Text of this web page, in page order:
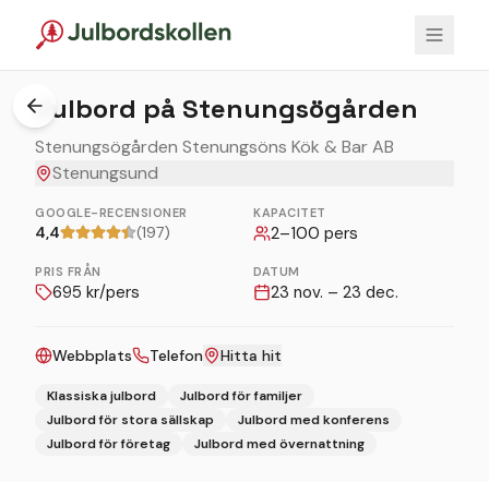
1/
Julbord på Stenungsögården
Stenungsögården Stenungsöns Kök & Bar AB
Stenungsund
GOOGLE-RECENSIONER
4,4 (197)
KAPACITET
2–100 pers
PRIS FRÅN
695 kr/pers
DATUM
23 nov. – 23 dec.
Webbplats Telefon Hitta hit
Klassiska julbord
Julbord för familjer
Julbord för stora sällskap
Julbord med konferens
Julbord för företag
Julbord med övernattning